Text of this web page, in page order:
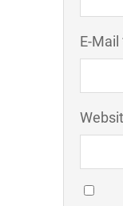
E-Mail